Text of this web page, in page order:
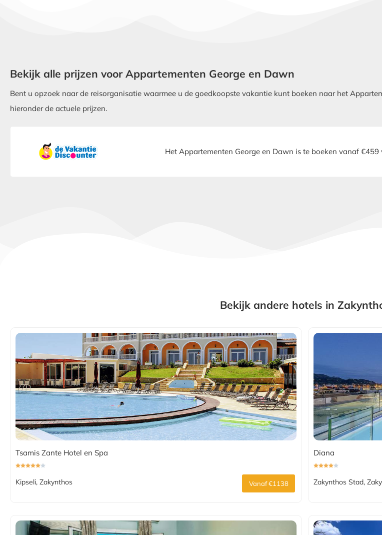
Bekijk alle prijzen voor Appartementen George en Dawn
Bent u opzoek naar de reisorganisatie waarmee u de goedkoopste vakantie kunt boeken naar het
hieronder de actuele prijzen.
Het Appartementen George en Dawn is te boeken vanaf
Bekijk andere hotels in
Tsamis Zante Hotel en Spa
Kipseli, Zakynthos Vanaf €1138
Diana
Zakynthos Stad,